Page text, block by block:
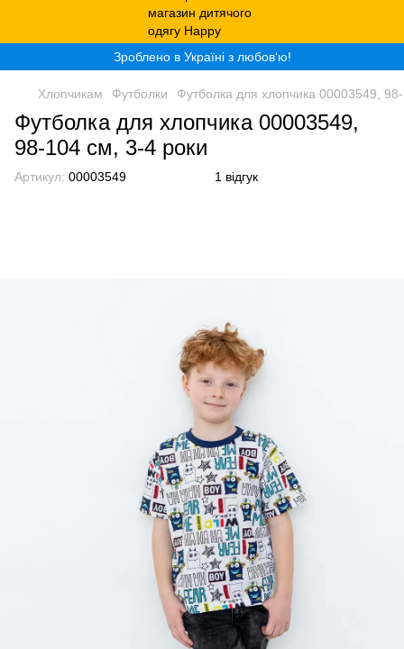
Зроблено в Україні з любов‘ю!
Хлопчикам Футболки Футболка для хлопчика 00003549,
Футболка для хлопчика 00003549,
98-104 см, 3-4 роки
Артикул: 00003549 1 відгук